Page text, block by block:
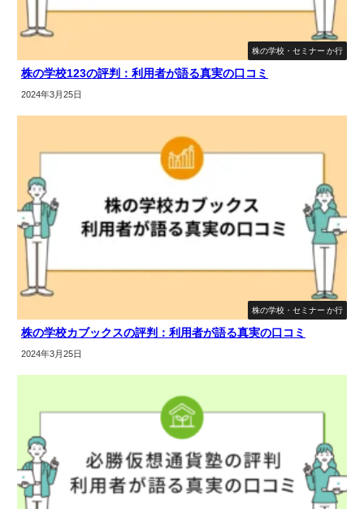
株の学校・セミナー か行
株の学校123の評判：利用者が語る真実の口コミ
2024年3月25日
株の学校・セミナー か行
株の学校カブックスの評判：利用者が語る真実の口コミ
2024年3月25日